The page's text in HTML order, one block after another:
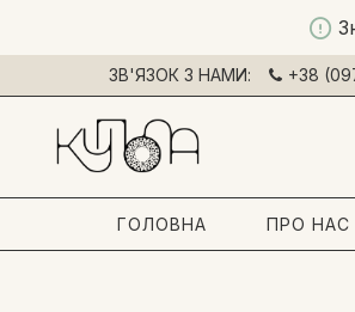
ЗВ'ЯЗОК З НАМИ: +38
ГОЛОВНА ПРО НАС